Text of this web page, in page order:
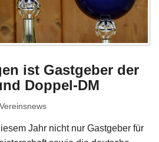
ist Gastgeber der
Doppel-DM
Vereinsnews
Jahr nicht nur Gastgeber für